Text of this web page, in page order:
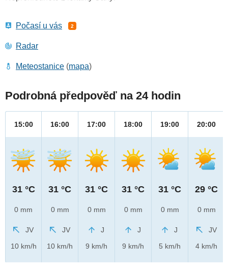
Počasí u vás 2
Radar
Meteostanice (mapa)
Podrobná předpověď na 24 hodin
15:00
31 °C
0 mm
JV
10 km/h
16:00
31 °C
0 mm
JV
10 km/h
17:00
31 °C
0 mm
J
9 km/h
18:00
31 °C
0 mm
J
9 km/h
19:00
31 °C
0 mm
J
5 km/h
20:00
29 °C
0 mm
JV
4 km/h